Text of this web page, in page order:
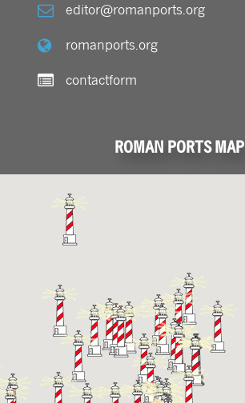
editor@romanports.org
romanports.org
contactform
ROMAN PORTS MAP